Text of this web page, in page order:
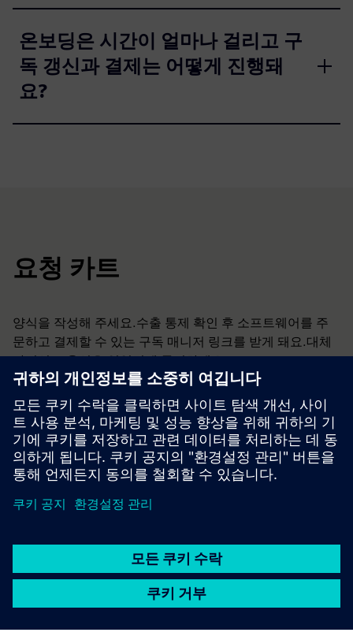
온보딩은 시간이 얼마나 걸리고 구
독 갱신과 결제는 어떻게 진행돼
요?
요청 카트
양식을 작성해 주세요.수출 통제 확인 후 소프트웨어를 주
문하고 결제할 수 있는 구독 매니저 링크를 받게 돼요.대체
라이선스 옵션은 영업팀에 문의하세요.pti-pss-
sales.si@siemens.com